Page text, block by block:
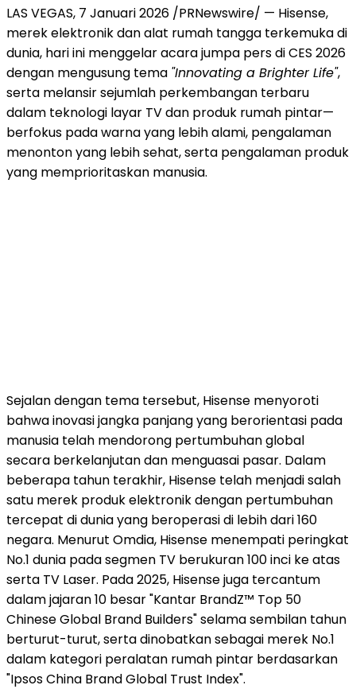
LAS VEGAS, 7 Januari 2026 /PRNewswire/ — Hisense,
merek elektronik dan alat rumah tangga terkemuka di
dunia, hari ini menggelar acara jumpa pers di CES 2026
dengan mengusung tema "Innovating a Brighter Life",
serta melansir sejumlah perkembangan terbaru
dalam teknologi layar TV dan produk rumah pintar—
berfokus pada warna yang lebih alami, pengalaman
menonton yang lebih sehat, serta pengalaman produk
yang memprioritaskan manusia.
Sejalan dengan tema tersebut, Hisense menyoroti
bahwa inovasi jangka panjang yang berorientasi pada
manusia telah mendorong pertumbuhan global
secara berkelanjutan dan menguasai pasar. Dalam
beberapa tahun terakhir, Hisense telah menjadi salah
satu merek produk elektronik dengan pertumbuhan
tercepat di dunia yang beroperasi di lebih dari 160
negara. Menurut Omdia, Hisense menempati peringkat
No.1 dunia pada segmen TV berukuran 100 inci ke atas
serta TV Laser. Pada 2025, Hisense juga tercantum
dalam jajaran 10 besar "Kantar BrandZ™ Top 50
Chinese Global Brand Builders" selama sembilan tahun
berturut-turut, serta dinobatkan sebagai merek No.1
dalam kategori peralatan rumah pintar berdasarkan
"Ipsos China Brand Global Trust Index".